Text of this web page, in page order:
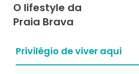
O lifestyle da
Praia Brava
Privilégio de viver aqui